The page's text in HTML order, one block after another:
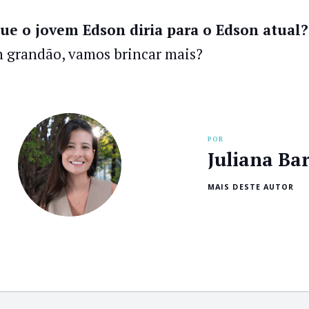
o jovem Edson diria para o Edson atual?
grandão, vamos brincar mais?
POR
Juliana
MAIS DESTE AUTOR